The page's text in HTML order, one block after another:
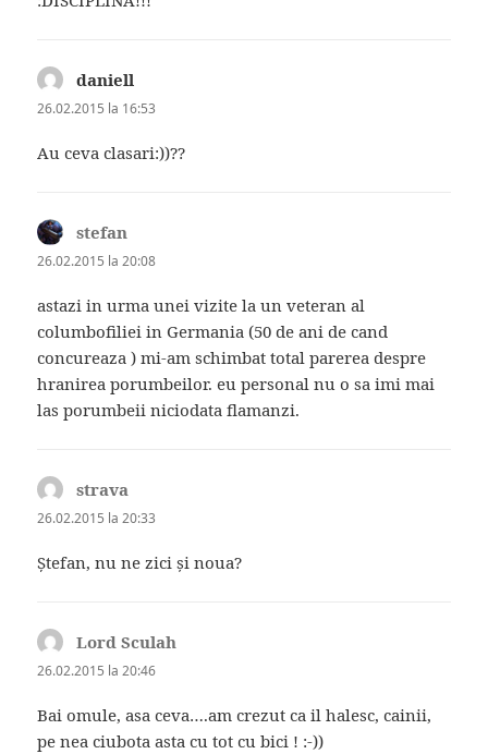
daniell
26.02.2015 la 16:53
Au ceva clasari:))??
stefan
26.02.2015 la 20:08
astazi in urma unei vizite la un veteran al
columbofiliei in Germania (50 de ani de cand
concureaza ) mi-am schimbat total parerea despre
hranirea porumbeilor. eu personal nu o sa imi mai
las porumbeii niciodata flamanzi.
strava
26.02.2015 la 20:33
Ștefan, nu ne zici și noua?
Lord Sculah
26.02.2015 la 20:46
Bai omule, asa ceva….am crezut ca il halesc, cainii,
pe nea ciubota asta cu tot cu bici ! :-))